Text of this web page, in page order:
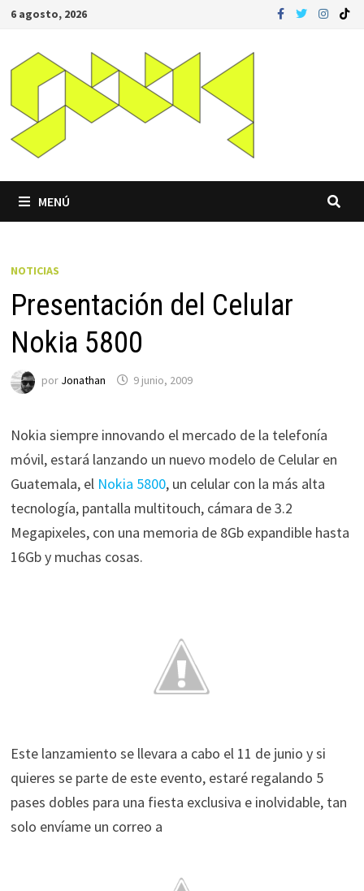
Saltar
contenido
6 agosto, 2026
MENÚ
NOTICIAS
Presentación del Celular
Nokia 5800
por Jonathan 9 junio, 2009
Nokia siempre innovando el mercado de la telefonía
móvil, estará lanzando un nuevo modelo de Celular en
Guatemala, el Nokia 5800, un celular con la más alta
tecnología, pantalla multitouch, cámara de 3.2
Megapixeles, con una memoria de 8Gb expandible hasta
16Gb y muchas cosas.
Este lanzamiento se llevara a cabo el 11 de junio y si
quieres se parte de este evento, estaré regalando 5
pases dobles para una fiesta exclusiva e inolvidable, tan
solo envíame un correo a